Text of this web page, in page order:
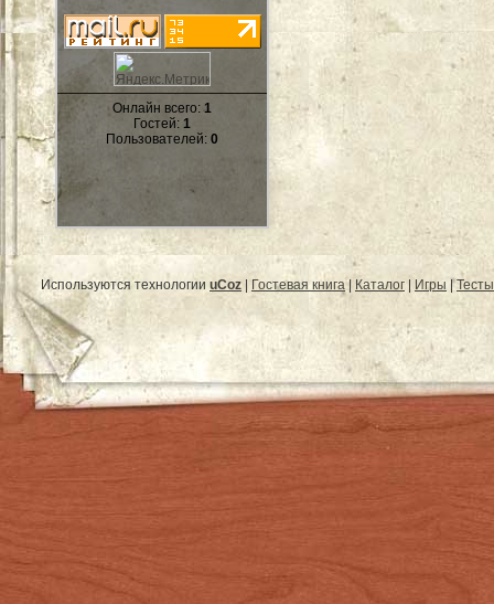
Онлайн всего: 1
Гостей: 1
Пользователей: 0
Используются технологии uCoz Гостевая книга| Каталог Игры |Тесты